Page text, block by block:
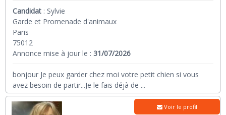
Candidat : Sylvie
Garde et Promenade d'animaux
Paris
75012
Annonce mise à jour le :31/07/2026
bonjour Je peux garder chez moi votre petit chien si vous
avez besoin de partir...Je le fais déjà de ...
Voir le profil